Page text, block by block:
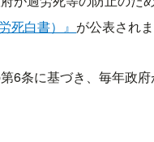
死白書）』 が公表されま
6条に基づき、毎年政